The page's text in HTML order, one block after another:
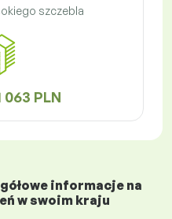
szczebla
063 PLN
informacje na
w swoim kraju